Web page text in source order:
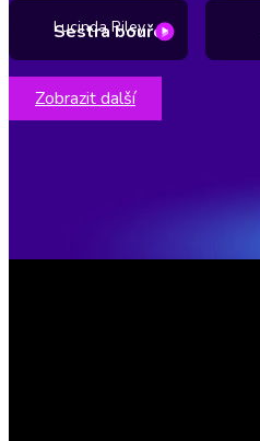
Sestra bouře
Lucinda Riley
Zobrazit další